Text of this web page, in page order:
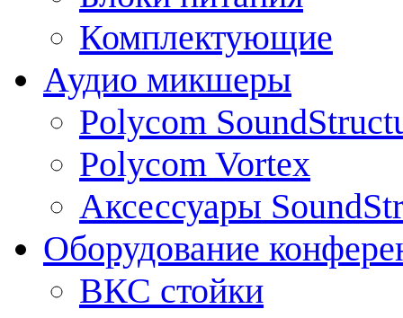
Комплектующие
Аудио микшеры
Polycom
Polycom Vortex
Аксессуары
Оборудование
ВКС стойки